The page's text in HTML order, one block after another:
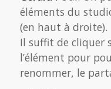
éléments du
(en haut à droite).
Il suffit de cliquer
l’élément pour
renommer, le